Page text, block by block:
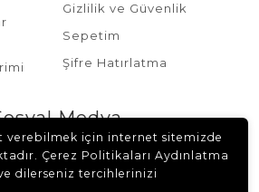
Gizlilik ve Güvenlik
Sepetim
Şifre Hatırlatma
Medya
verebilmek için internet sitemizde
Çerez Politikaları Aydınlatma
dilerseniz tercihlerinizi